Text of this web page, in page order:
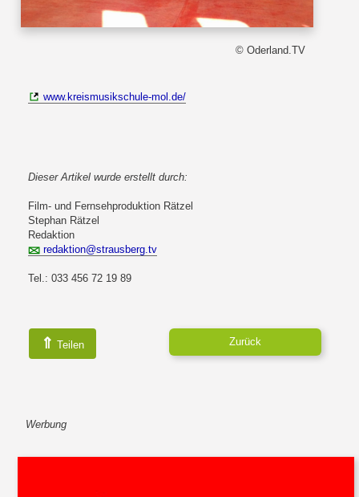
© Oderland.TV
www.kreismusikschule-mol.de/
Dieser Artikel wurde erstellt durch:
Film- und Fernsehproduktion Rätzel
Stephan Rätzel
Redaktion
redaktion@strausberg.tv
Tel.: 033 456 72 19 89
⇑ Teilen Zurück
Werbung